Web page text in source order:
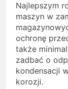
Najlepszym
maszyn w
ochronę
także
zadbać o
kondensacji
korozji.